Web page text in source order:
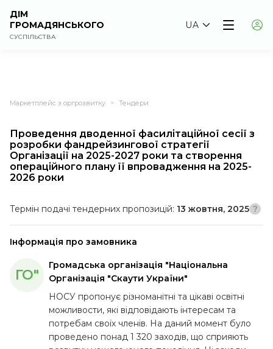
ДІМ
ГРОМАДЯНСЬКОГО
СУСПІЛЬСТВА
UA
Маркетплейс з оргрозвитку > Тендери
Проведення дводенної фасилітаційної сесії з
розробки фандрейзингової стратегії
Організації на 2025-2027 роки та створення
операційного плану її впровадження на 2025-
2026 роки
Термін подачі тендерних пропозицій: 13 жовтня, 2025
Інформація про замовника
ГО"
Громадська організація "Національна
Організація "Скаути України"
НОСУ пропонує різноманітні та цікаві освітні
можливости, які відповідають інтересам та
потребам своїх членів. На даний момент було
проведено понад 1 320 заходів, що сприяють